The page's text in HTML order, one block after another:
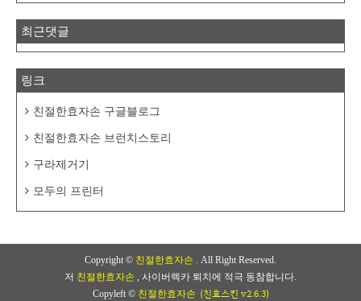
최근댓글
링크
친절한효자손 구글블로그
친절한효자손 브런치스토리
구라제거기
모두의 프린터
Copyright © 친절한효자손 . All Right Reserved.
저 친절한효자손 , 사이버렉카 퇴치에 적극 동참합니다.
Copyleft © 친절한효자손 (친효스킨 v2.6.3)